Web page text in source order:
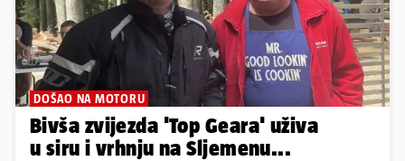
DOŠAO NA MOTORU
Bivša zvijezda 'Top Geara' uživa
u siru i vrhnju na Sljemenu...